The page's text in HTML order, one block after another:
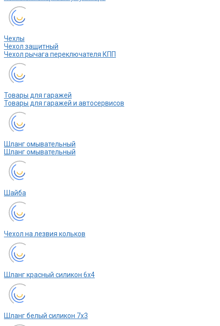
Чехлы
Чехол защитный
Чехол рычага переключателя КПП
Товары для гаражей
Товары для гаражей и автосервисов
Шланг омывательный
Шланг омывательный
Шайба
Чехол на лезвия кольков
Шланг красный силикон 6х4
Шланг белый силикон 7х3